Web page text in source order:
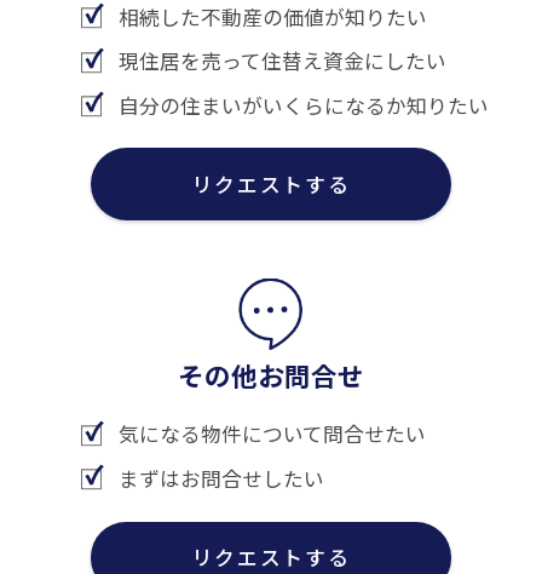
相続した不動産の価値が知りたい
現住居を売って住替え資金にしたい
自分の住まいがいくらになるか知りたい
リクエストする
その他お問合せ
気になる物件について問合せたい
まずはお問合せしたい
リクエストする